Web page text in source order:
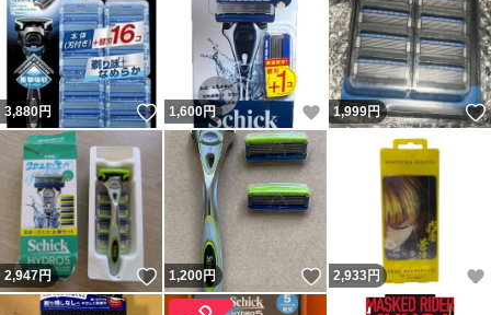
3,880円 いいね！
1,600円 いいね！
1,999円
2,947円 いいね！
1,200円 いいね！
2,933円